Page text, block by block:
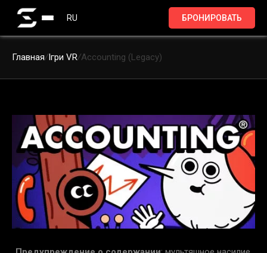
RU БРОНИРОВАТЬ
Главная/Ігри VR/Accounting (Legacy)